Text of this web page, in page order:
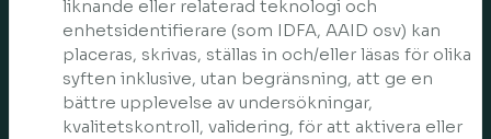
liknande eller relaterad teknologi och
enhetsidentifierare (som IDFA, AAID osv) kan
placeras, skrivas, ställas in och/eller läsas för olika
syften inklusive, utan begränsning, att ge en
bättre upplevelse av undersökningar,
kvalitetskontroll, validering, för att aktivera eller